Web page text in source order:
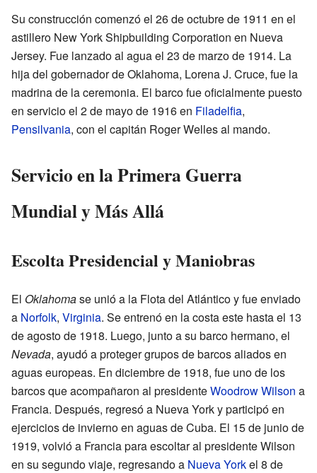
Su construcción comenzó el 26 de octubre de 1911 en el
astillero New York Shipbuilding Corporation en Nueva
Jersey. Fue lanzado al agua el 23 de marzo de 1914. La
hija del gobernador de Oklahoma, Lorena J. Cruce, fue la
madrina de la ceremonia. El barco fue oficialmente puesto
en servicio el 2 de mayo de 1916 en Filadelfia,
Pensilvania, con el capitán Roger Welles al mando.
Servicio en la Primera Guerra
Mundial y Más Allá
Escolta Presidencial y Maniobras
El Oklahomase unió a la Flota del Atlántico y fue enviado
a Norfolk, Virginia. Se entrenó en la costa este hasta el 13
de agosto de 1918. Luego, junto a su barco hermano, el
Nevada, ayudó a proteger grupos de barcos aliados en
aguas europeas. En diciembre de 1918, fue uno de los
barcos que acompañaron al presidenteWoodrow Wilson a
Francia. Después, regresó a Nueva York y participó en
ejercicios de invierno en aguas de Cuba. El 15 de junio de
1919, volvió a Francia para escoltar al presidente Wilson
en su segundo viaje, regresando a Nueva Yorkel 8 de